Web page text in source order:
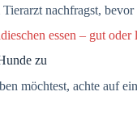
nachfragst,
essen – gut oder
zu
möchtest, achte auf